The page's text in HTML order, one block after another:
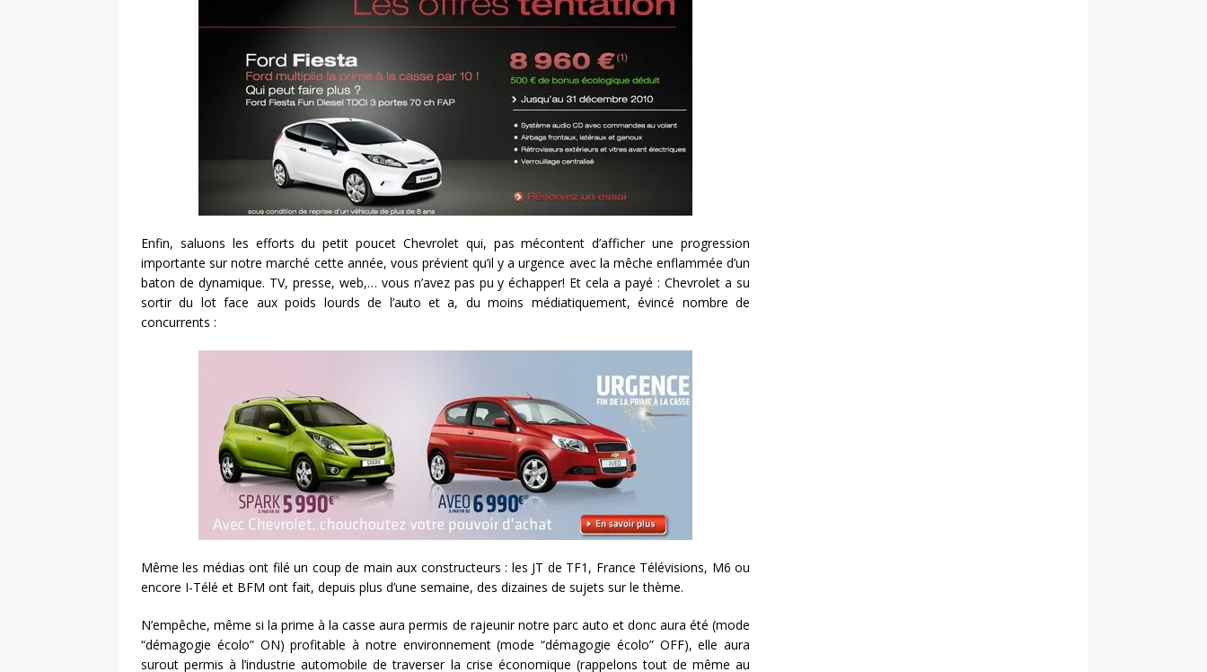
Enfin, saluons les efforts du petit poucet Chevrolet qui, pas mécontent d’afficher une progression
importante sur notre marché cette année, vous prévient qu’il y a urgence avec la mêche enflammée d’un
baton de dynamique. TV, presse, web,… vous n’avez pas pu y échapper! Et cela a payé : Chevrolet a su
sortir du lot face aux poids lourds de l’auto et a, du moins médiatiquement, évincé nombre de
concurrents :
Même les médias ont filé un coup de main aux constructeurs : les JT de TF1, France Télévisions, M6 ou
encore I-Télé et BFM ont fait, depuis plus d’une semaine, des dizaines de sujets sur le thème.
N’empêche, même si la prime à la casse aura permis de rajeunir notre parc auto et donc aura été (mode
“démagogie écolo” ON) profitable à notre environnement (mode “démagogie écolo” OFF), elle aura
surout permis à l’industrie automobile de traverser la crise économique (rappelons tout de même au